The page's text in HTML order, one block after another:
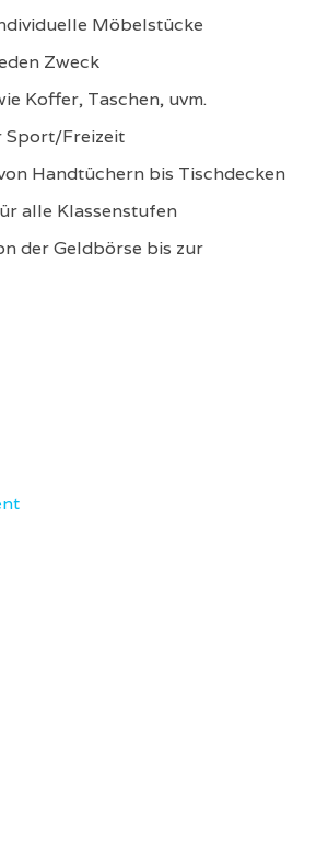
Möbelstücke
Zweck
Koffer, Taschen, uvm.
Sport/Freizeit
Handtüchern bis Tischdecken
alle Klassenstufen
der Geldbörse bis zur